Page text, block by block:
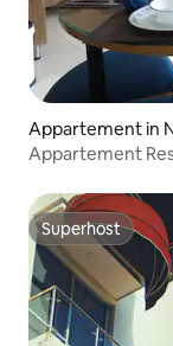
Appartement in
Appartement
Superhost
Superhost